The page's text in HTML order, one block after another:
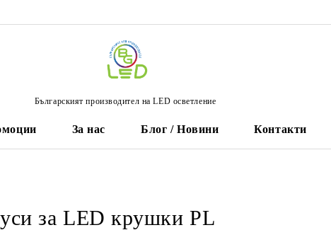
Българският производител на LED осветление
За нас Блог / Новини Контакти
за LED крушки PL